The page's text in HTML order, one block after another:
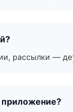
рассылки —
приложение?